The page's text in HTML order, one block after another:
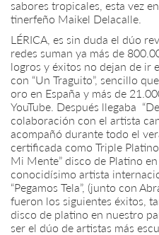
sabores tropicales, esta vez
tinerfeño Maikel Delacalle.
LÉRICA, es sin duda el dúo
redes suman ya más de
logros y éxitos no dejan de ir
con “Un Traguito”, sencillo
oro en España y más de
YouTube. Después llegaba
colaboración con el artista
acompañó durante todo el
certificada como Triple
Mi Mente” disco de Platino
conocidísimo artista
“Pegamos Tela”, (junto con
fueron los siguientes éxitos,
disco de platino en nuestro
ser el dúo de artistas más